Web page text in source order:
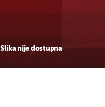
Slika nije dostupna